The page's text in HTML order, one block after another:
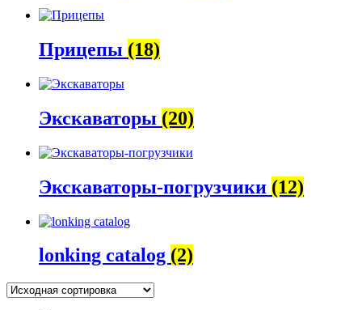
Прицепы (18)
Экскаваторы (20)
Экскаваторы-погрузчики (12)
lonking catalog (2)